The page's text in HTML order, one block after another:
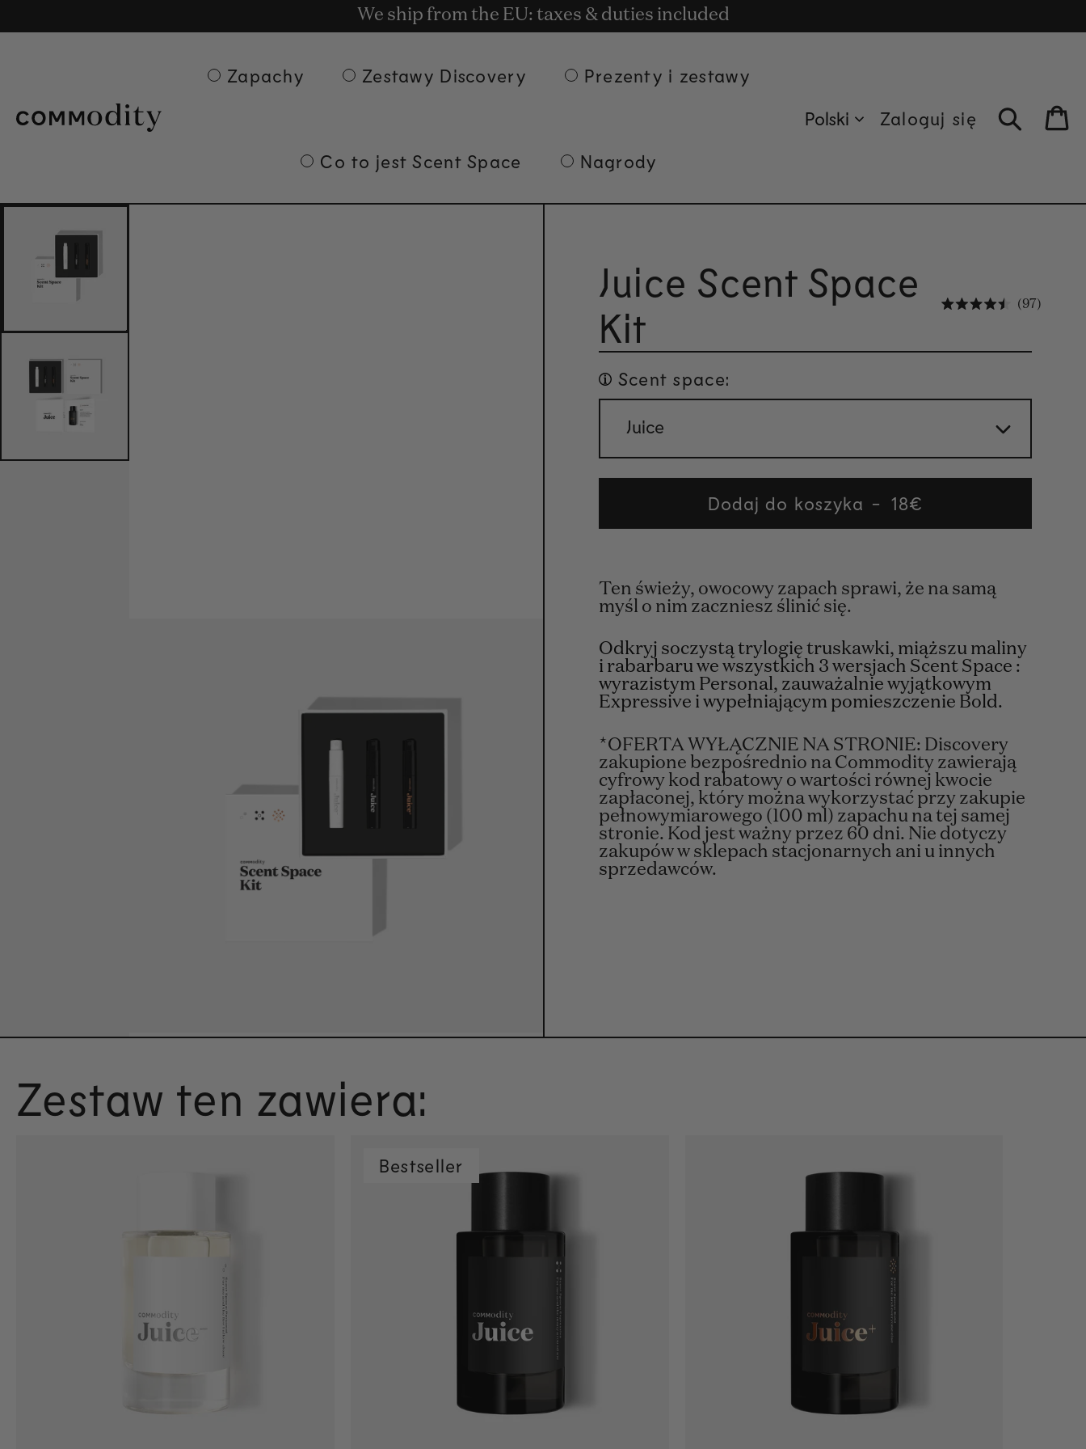
Bezpłatna dostawa przy zamówieniach o wartości co najmniej 135 €.
We ship from the EU: taxes & duties included
Get rewards for shopping with Commodity.Circle
Zapachy Zestawy Discovery Prezenty i zestawy
Co to jest Scent Space Nagrody
Polski Zaloguj się Bag
Juice Scent Space
Kit
97
Scent space:
Juice
Dodaj do koszyka
Regular
price
18€
Ten świeży, owocowy zapach sprawi, że na samą
myśl o nim zaczniesz ślinić się.
Odkryj soczystą trylogię truskawki, miąższu maliny
i rabarbaru we wszystkich 3 wersjach Scent Space :
wyrazistym Personal, zauważalnie wyjątkowym
Expressive i wypełniającym pomieszczenie Bold.
*OFERTA WYŁĄCZNIE NA STRONIE: Discovery
zakupione bezpośrednio na Commodity zawierają
cyfrowy kod rabatowy o wartości równej kwocie
zapłaconej, który można wykorzystać przy zakupie
pełnowymiarowego (100 ml) zapachu na tej samej
stronie. Kod jest ważny przez 60 dni. Nie dotyczy
zakupów w sklepach stacjonarnych ani u innych
sprzedawców.
Zestaw ten zawiera:
Szybkie dodawanie
Bestseller
Szybkie dodawanie Szybkie dodawanie